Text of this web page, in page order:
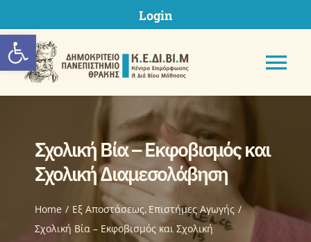
Ανοίξτε τη γραμμή εργαλείων
to
content
Login
ΚΕΔΙΒΙΜ ΔΠΘ
Προγράμματα
Σχολική Βία – Εκφοβισμός και
Σχολική Διαμεσολάβηση
Home Eξ Aποστάσεως Επιστήμες Αγωγής
Σχολική Βία – Εκφοβισμός και Σχολική